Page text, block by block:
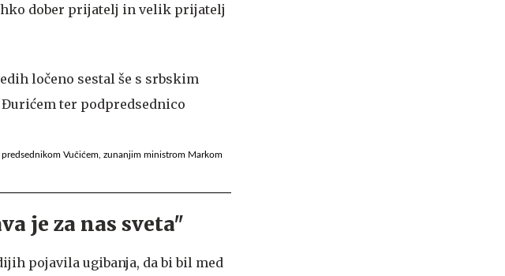
dober prijatelj in velik prijatelj
Vučićem, zunanjim ministrom Markom
je za nas sveta"
pojavila ugibanja, da bi bil med